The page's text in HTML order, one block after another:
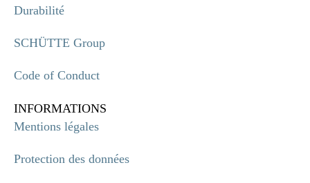
Durabilité
SCHÜTTE Group
Code of Conduct
INFORMATIONS
Mentions légales
Protection des données